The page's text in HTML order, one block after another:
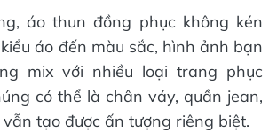
áo thun đồng phục không kén
áo đến màu sắc, hình ảnh bạn
mix với nhiều loại trang phục
có thể là chân váy, quần jean,
tạo được ấn tượng riêng biệt.